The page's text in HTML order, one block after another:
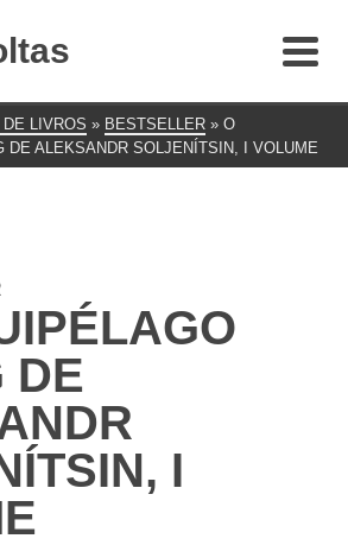
LIVROS » BESTSELLER » O
DE ALEKSANDR SOLJENÍTSIN, I VOLUME
DE
I